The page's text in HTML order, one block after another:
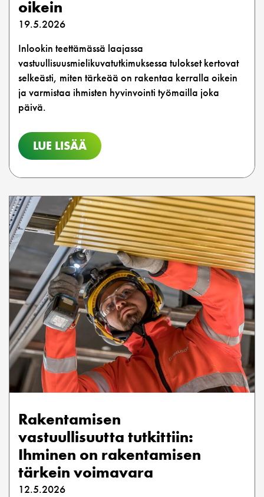
oikein
19.5.2026
Inlookin teettämässä laajassa
vastuullisuusmielikuvatutkimuksessa tulokset kertovat
selkeästi, miten tärkeää on rakentaa kerralla oikein
ja varmistaa ihmisten hyvinvointi työmailla joka
päivä.
LUE LISÄÄ
Rakentamisen
vastuullisuutta tutkittiin:
Ihminen on rakentamisen
tärkein voimavara
12.5.2026